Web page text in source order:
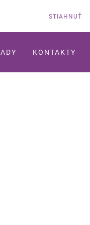
STIAHNUŤ
KONTAKTY